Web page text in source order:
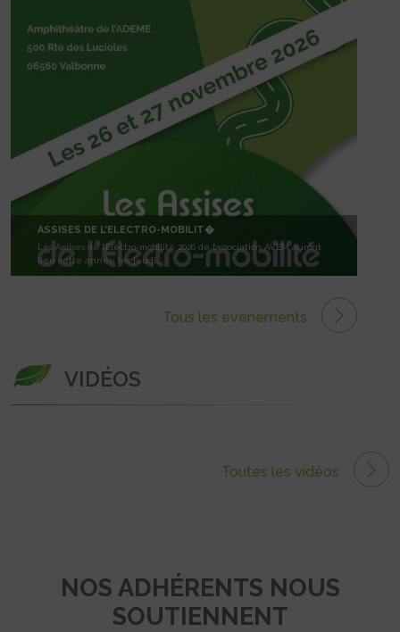
ASSISES DE L’ELECTRO-MOBILIT�
Les Assises de l’Electro-mobilité 2026 de l’association AVEM auront
lieu cette année les jeudi...
Tous les évenements
VIDÉOS
Toutes les vidéos
NOS ADHÉRENTS NOUS
SOUTIENNENT